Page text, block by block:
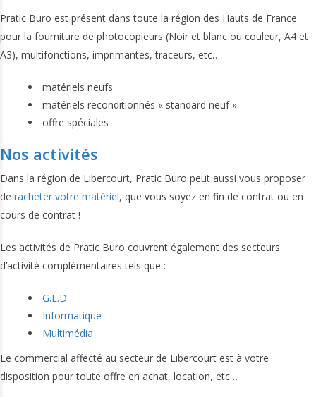
Pratic Buro est présent dans toute la région des Hauts de France
pour la fourniture de photocopieurs (Noir et blanc ou couleur, A4 et
A3), multifonctions, imprimantes, traceurs, etc…
matériels neufs
matériels reconditionnés « standard neuf »
offre spéciales
Nos activités
Dans la région de Libercourt, Pratic Buro peut aussi vous proposer
de racheter votre matériel, que vous soyez en fin de contrat ou en
cours de contrat !
Les activités de Pratic Buro couvrent également des secteurs
d’activité complémentaires tels que :
G.E.D.
Informatique
Multimédia
Le commercial affecté au secteur de Libercourt est à votre
disposition pour toute offre en achat, location, etc…